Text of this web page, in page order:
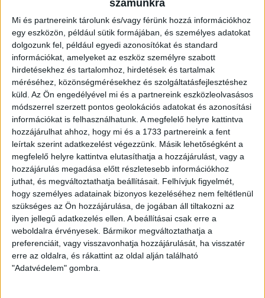
számunkra
Mi és partnereink tárolunk és/vagy férünk hozzá információkhoz
egy eszközön, például sütik formájában, és személyes adatokat
dolgozunk fel, például egyedi azonosítókat és standard
információkat, amelyeket az eszköz személyre szabott
hirdetésekhez és tartalomhoz, hirdetések és tartalmak
méréséhez, közönségmérésekhez és szolgáltatásfejlesztéshez
küld. Az Ön engedélyével mi és a partnereink eszközleolvasásos
módszerrel szerzett pontos geolokációs adatokat és azonosítási
információkat is felhasználhatunk. A megfelelő helyre kattintva
hozzájárulhat ahhoz, hogy mi és a 1733 partnereink a fent
leírtak szerint adatkezelést végezzünk. Másik lehetőségként a
megfelelő helyre kattintva elutasíthatja a hozzájárulást, vagy a
hozzájárulás megadása előtt részletesebb információkhoz
juthat, és megváltoztathatja beállításait. Felhívjuk figyelmét,
hogy személyes adatainak bizonyos kezeléséhez nem feltétlenül
szükséges az Ön hozzájárulása, de jogában áll tiltakozni az
ilyen jellegű adatkezelés ellen. A beállításai csak erre a
weboldalra érvényesek. Bármikor megváltoztathatja a
preferenciáit, vagy visszavonhatja hozzájárulását, ha visszatér
erre az oldalra, és rákattint az oldal alján található
"Adatvédelem" gombra.
TAKÁCS BENCE